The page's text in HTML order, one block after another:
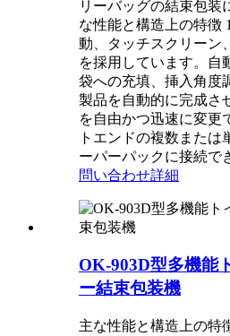
リーバッグの結束包装
な性能と構造上の特徴
動、タッチスクリーン
を採用しています。自
袋への充填、挿入角度
製品を自動的に完成さ
を自由かつ迅速に変更
トエンドの複数または
ーパーパックに接続で
問い合わせ詳細
OK-903D型多機能
ー結束包装機
主な性能と構造上の特